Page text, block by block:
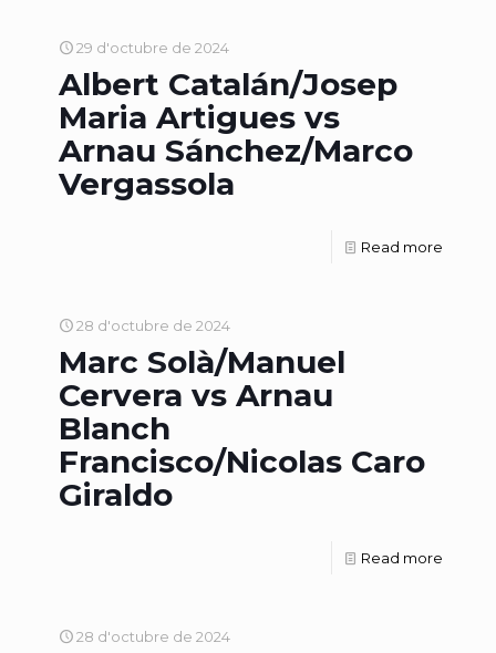
29 d'octubre de 2024
Albert Catalán/Josep
Maria Artigues vs
Arnau Sánchez/Marco
Vergassola
Read more
28 d'octubre de 2024
Marc Solà/Manuel
Cervera vs Arnau
Blanch
Francisco/Nicolas Caro
Giraldo
Read more
28 d'octubre de 2024